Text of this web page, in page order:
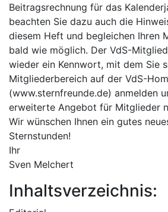
Beitragsrechnung für das
beachten Sie dazu auch die
diesem Heft und begleichen Ihren
bald wie möglich. Der VdS-
wieder ein Kennwort, mit dem Sie
Mitgliederbereich auf der VdS-
(www.sternfreunde.de) anmelden
erweiterte Angebot für Mitglieder
Wir wünschen Ihnen ein gutes
Sternstunden!
Ihr
Sven Melchert
Inhaltsverzeichnis: